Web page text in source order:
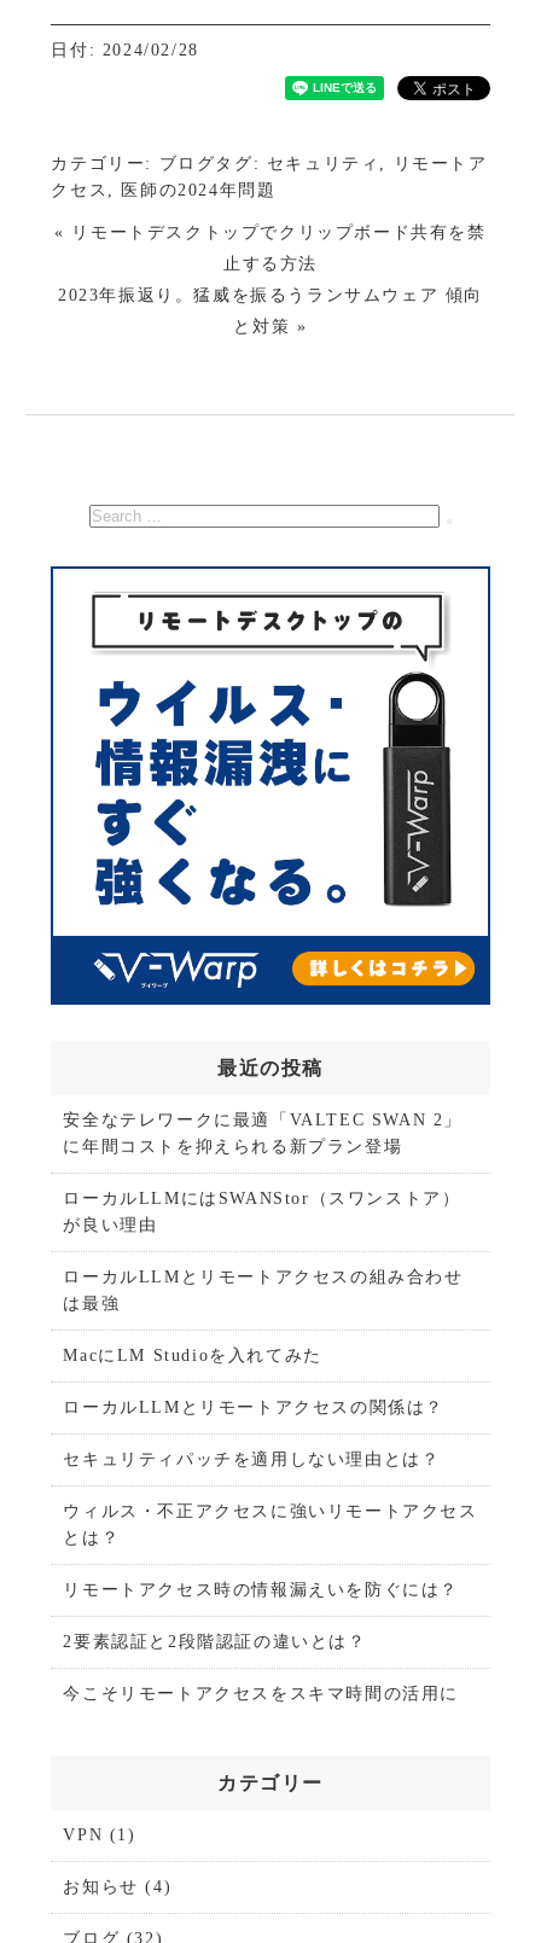
日付: 2024/02/28
カテゴリー: ブログ タグ: セキュリティ
リモートア
クセス
医師の2024年問題
« リモートデスクトップでクリップボード共有を禁
止する方法
2023年振返り。猛威を振るうランサムウェア 傾向
と対策 »
最近の投稿
安全なテレワークに最適「VALTEC SWAN 2」
に年間コストを抑えられる新プラン登場
ローカルLLMにはSWANStor（スワンストア）
が良い理由
ローカルLLMとリモートアクセスの組み合わせ
は最強
MacにLM Studioを入れてみた
ローカルLLMとリモートアクセスの関係は？
セキュリティパッチを適用しない理由とは？
ウィルス・不正アクセスに強いリモートアクセス
とは？
リモートアクセス時の情報漏えいを防ぐには？
2要素認証と2段階認証の違いとは？
今こそリモートアクセスをスキマ時間の活用に
カテゴリー
VPN (1)
お知らせ (4)
ブログ (32)